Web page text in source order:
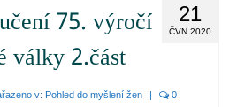
21
ČVN 2020
75. výročí
války 2.část
v: Pohled do myšlení žen | 0